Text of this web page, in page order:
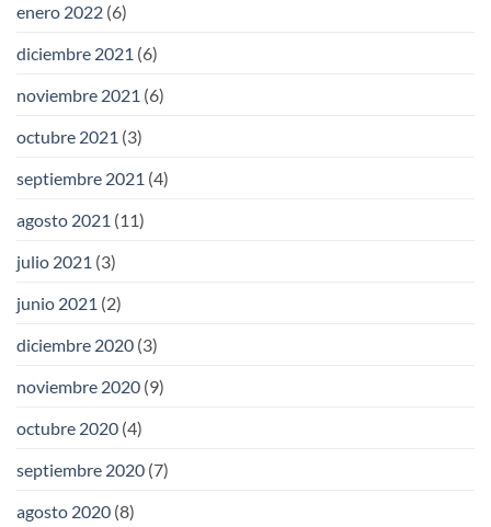
enero 2022 (6)
diciembre 2021 (6)
noviembre 2021 (6)
octubre 2021 (3)
septiembre 2021 (4)
agosto 2021 (11)
julio 2021 (3)
junio 2021 (2)
diciembre 2020 (3)
noviembre 2020 (9)
octubre 2020 (4)
septiembre 2020 (7)
agosto 2020 (8)